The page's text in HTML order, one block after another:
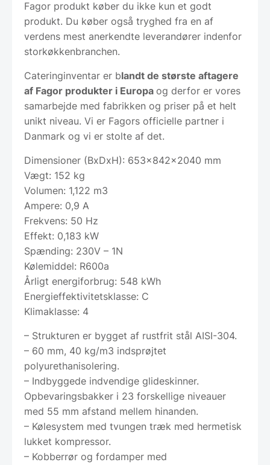
Fagor produkt køber du ikke kun et godt
produkt. Du køber også tryghed fra en af
verdens mest anerkendte leverandører indenfor
storkøkkenbranchen.
Cateringinventar er blandt de største aftagere
af Fagor produkter i Europa og derfor er vores
samarbejde med fabrikken og priser på et helt
unikt niveau. Vi er Fagors officielle partner i
Danmark og vi er stolte af det.
Dimensioner (BxDxH): 653x842x2040 mm
Vægt: 152 kg
Volumen: 1,122 m3
Ampere: 0,9 A
Frekvens: 50 Hz
Effekt: 0,183 kW
Spænding: 230V – 1N
Kølemiddel: R600a
Årligt energiforbrug: 548 kWh
Energieffektivitetsklasse: C
Klimaklasse: 4
– Strukturen er bygget af rustfrit stål AISI-304.
– 60 mm, 40 kg/m3 indsprøjtet
polyurethanisolering.
– Indbyggede indvendige glideskinner.
Opbevaringsbakker i 23 forskellige niveauer
med 55 mm afstand mellem hinanden.
– Kølesystem med tvungen træk med hermetisk
lukket kompressor.
– Kobberrør og fordamper med